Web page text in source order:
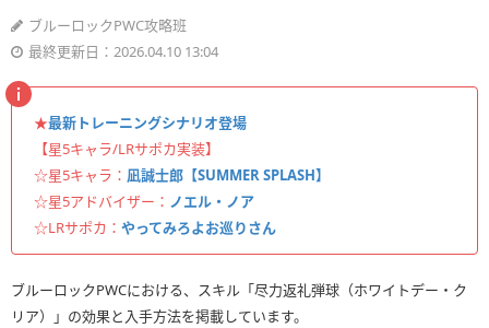
ブルーロックPWC攻略班
最終更新日：2026.04.10 13:04
★最新トレーニングシナリオ登場
【星5キャラ/LRサポカ実装】
☆星5キャラ： 凪誠士郎【SUMMER SPLASH】
☆星5アドバイザー： ノエル・ノア
☆LRサポカ： やってみろよお巡りさん
ブルーロックPWCにおける、スキル「尽力返礼弾球（ホワイトデー・ク
リア）」の効果と入手方法を掲載しています。